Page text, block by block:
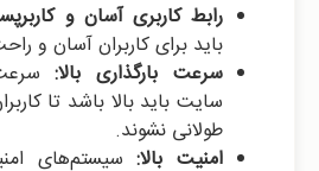
رابط کاربری آسان و
باید برای کاربران آسان و
سرعت بارگذاری بالا:سرعت
سایت باید بالا باشد تا
طولانی نشوند.
امنیت بالا:سیستم‌های